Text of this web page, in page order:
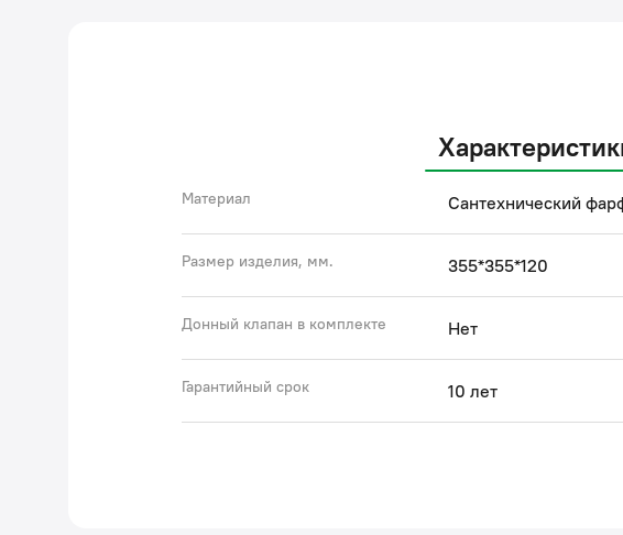
Материал Сантехнический
Размер изделия, мм. 355*355*120
Донный клапан в комплекте Нет
Гарантийный срок 10 лет